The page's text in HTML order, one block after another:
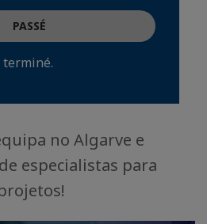
PASSÉ
terminé.
no Algarve e
especialistas para